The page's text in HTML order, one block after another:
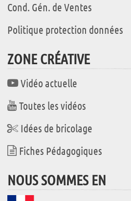
Cond. Gén. de Ventes
Politique protection données
ZONE CRÉATIVE
Vidéo actuelle
Toutes les vidéos
Idées de bricolage
Fiches Pédagogiques
NOUS SOMMES EN